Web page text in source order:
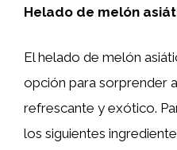
Helado de melón
El helado de melón
opción para sorprender
refrescante y exótico.
los siguientes